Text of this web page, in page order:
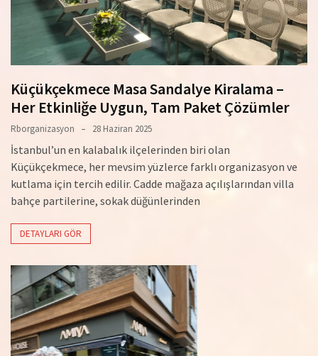
Küçükçekmece Masa Sandalye Kiralama –
Her Etkinliğe Uygun, Tam Paket Çözümler
Rborganizasyon 28 Haziran 2025
İstanbul’un en kalabalık ilçelerinden biri olan
Küçükçekmece, her mevsim yüzlerce farklı organizasyon ve
kutlama için tercih edilir. Cadde mağaza açılışlarından villa
bahçe partilerine, sokak düğünlerinden
DETAYLARI GÖR